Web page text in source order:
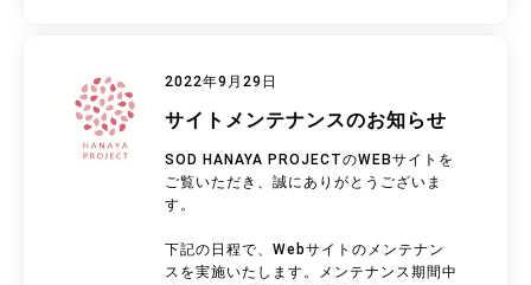
2022年9月29日
サイトメンテナンスのお知らせ
SOD HANAYA PROJECTのWEBサイトを
ご覧いただき、誠にありがとうございま
す。
下記の日程で、Webサイトのメンテナン
スを実施いたします。メンテナンス期間中